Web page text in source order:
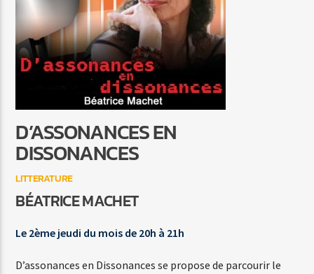
C'EST A QUI LE TOUR
MYLENE FARMER
Agora Côte d’Azur
Agora Menton/Monaco
D’ASSONANCES EN
DISSONANCES
LITTERATURE
BÉATRICE MACHET
Le 2ème jeudi du mois de 20h à 21h
D’assonances en Dissonances se propose de parcourir le